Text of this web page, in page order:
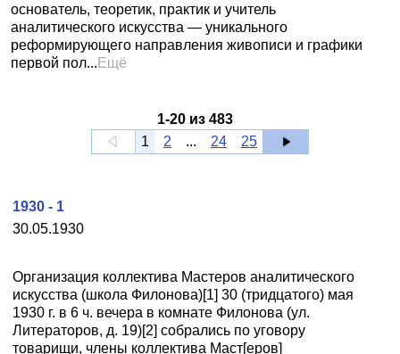
основатель, теоретик, практик и учитель
аналитического искусства — уникального
реформирующего направления живописи и графики
первой пол... Ещё
1-20 из483
1
2 ... 24 25
30.05.1930
1930 - 1
Организация коллектива Мастеров аналитического
искусства (школа Филонова)[1] 30 (тридцатого) мая
1930 г. в 6 ч. вечера в комнате Филонова (ул.
Литераторов, д. 19)[2] собрались по уговору
товарищи, члены коллектива Маст[еров]